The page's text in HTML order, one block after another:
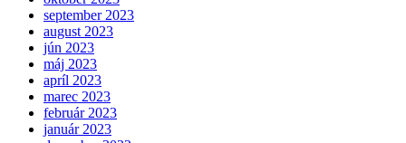
september 2023
august 2023
jún 2023
máj 2023
apríl 2023
marec 2023
február 2023
január 2023